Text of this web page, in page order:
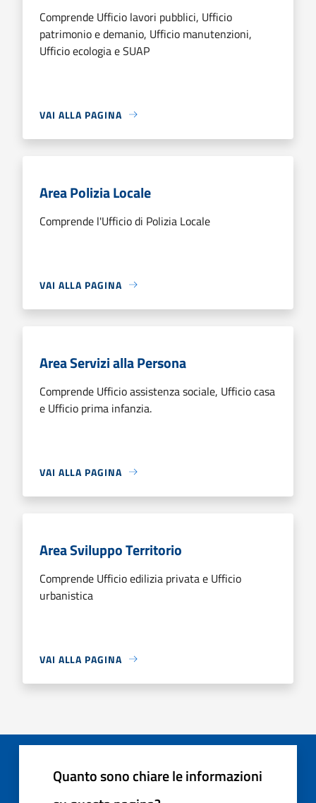
Comprende Ufficio lavori pubblici, Ufficio
patrimonio e demanio, Ufficio manutenzioni,
Ufficio ecologia e SUAP
VAI ALLA PAGINA
Area Polizia Locale
Comprende l'Ufficio di Polizia Locale
VAI ALLA PAGINA
Area Servizi alla Persona
Comprende Ufficio assistenza sociale, Ufficio casa
e Ufficio prima infanzia.
VAI ALLA PAGINA
Area Sviluppo Territorio
Comprende Ufficio edilizia privata e Ufficio
urbanistica
VAI ALLA PAGINA
Quanto sono chiare le informazioni